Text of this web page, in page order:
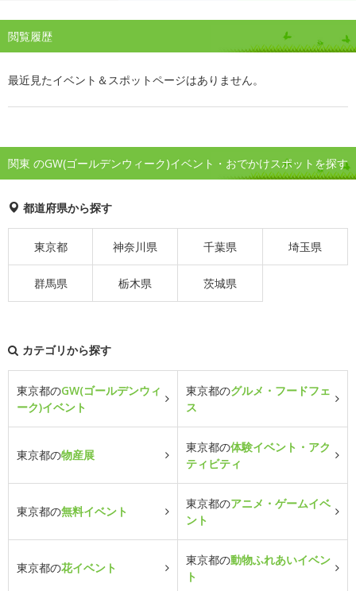
閲覧履歴
最近見たイベント＆スポットページはありません。
関東 のGW(ゴールデンウィーク)イベント・おでかけスポットを探す
都道府県から探す
東京都 神奈川県 千葉県 埼玉県
群馬県 栃木県 茨城県
カテゴリから探す
東京都のGW(ゴールデンウィ
ーク)イベント
東京都のグルメ・フードフェ
ス
東京都の物産展
東京都の体験イベント・アク
ティビティ
東京都の無料イベント
東京都のアニメ・ゲームイベ
ント
東京都の花イベント
東京都の動物ふれあいイベン
ト